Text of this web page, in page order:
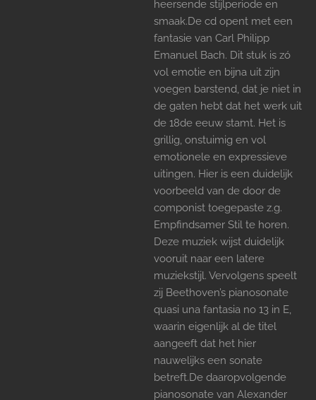
heersende stijlperiode en
smaak.De cd opent met een
fantasie van Carl Philipp
Emanuel Bach. Dit stuk is zó
vol emotie en bijna uit zijn
voegen barstend, dat je niet in
de gaten hebt dat het werk uit
de 18de eeuw stamt. Het is
grillig, onstuimig en vol
emotionele en expressieve
uitingen. Hier is een duidelijk
voorbeeld van de door de
componist toegepaste z.g.
Empfindsamer Stil te horen.
Deze muziek wijst duidelijk
vooruit naar een latere
muziekstijl. Vervolgens speelt
zij Beethoven’s pianosonate
quasi una fantasia no 13 in E,
waarin eigenlijk al de titel
aangeeft dat het hier
nauwelijks een sonate
betreft.De daaropvolgende
pianosonate van Alexander